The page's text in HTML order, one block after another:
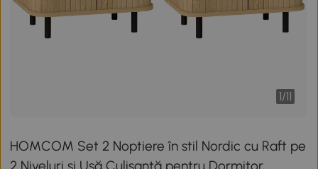
1/11
HOMCOM Set 2 Noptiere în stil Nordic cu Raft pe